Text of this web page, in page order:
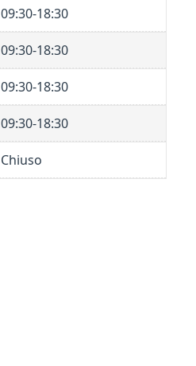
09:30-18:30
09:30-18:30
09:30-18:30
09:30-18:30
Chiuso